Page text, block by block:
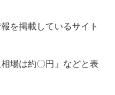
を掲載しているサイト
場は約〇円」などと表